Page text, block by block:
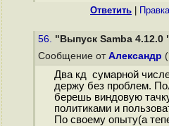
Ответить Правка
56. "Выпуск Samba 4.12.0
Сообщение от Александр
Два кд сумарной
держу без проблем.
берешь виндовую
политиками и
По своему опыту(а